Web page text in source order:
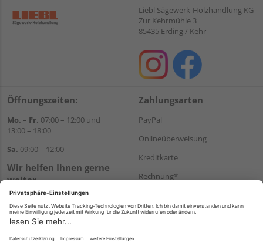
Liebl Sägewerk-Holzhandlung KG
Zur Kehrmühle 3
85435 Erding / Kehr
Öffnungszeiten:
Mo. – Fr. 07:00 – 12:00 und
13:00 – 18:00
Sa. 09:00 – 12:00
Wir helfen Ihnen gerne
weiter
Tel.:+49 8122 14197
E-Mail:vertrieb@holz-liebl.de
Zahlungsarten
PayPal
Onlineüberweisung
Kreditkarte
Rechnung*
Versand